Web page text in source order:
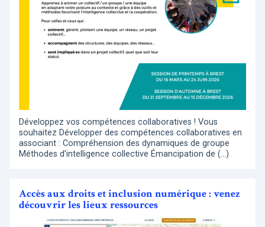
Développez vos compétences collaboratives ! Vous
souhaitez Développer des compétences collaboratives en
associant : Compréhension des dynamiques de groupe
Méthodes d’intelligence collective Émancipation de (…)
Accès aux droits et inclusion numérique : venez
découvrir les lieux ressources